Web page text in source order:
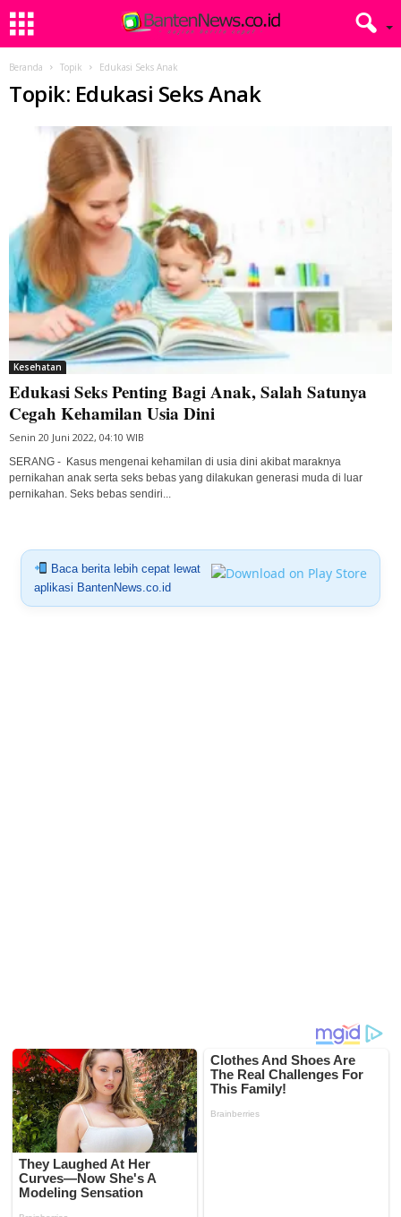
Beranda Topik Edukasi Seks Anak
Topik: Edukasi Seks Anak
Kesehatan
Edukasi Seks Penting Bagi Anak, Salah Satunya
Cegah Kehamilan Usia Dini
Senin 20 Juni 2022, 04:10 WIB
SERANG - Kasus mengenai kehamilan di usia dini akibat maraknya
pernikahan anak serta seks bebas yang dilakukan generasi muda di luar
pernikahan. Seks bebas sendiri...
Baca berita lebih cepat lewat
aplikasi BantenNews.co.id